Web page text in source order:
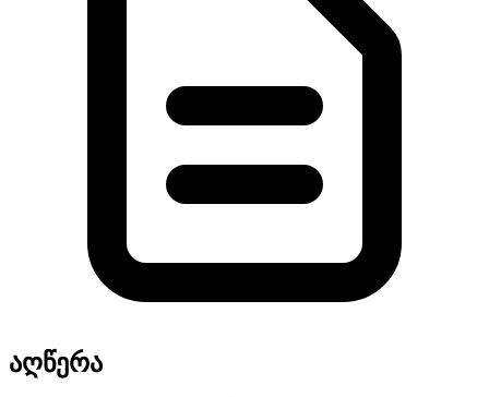
აღწერა